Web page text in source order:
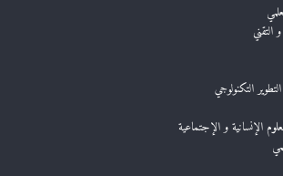
التقني
التكنولوجي
الإنسانية و الإجتماعية